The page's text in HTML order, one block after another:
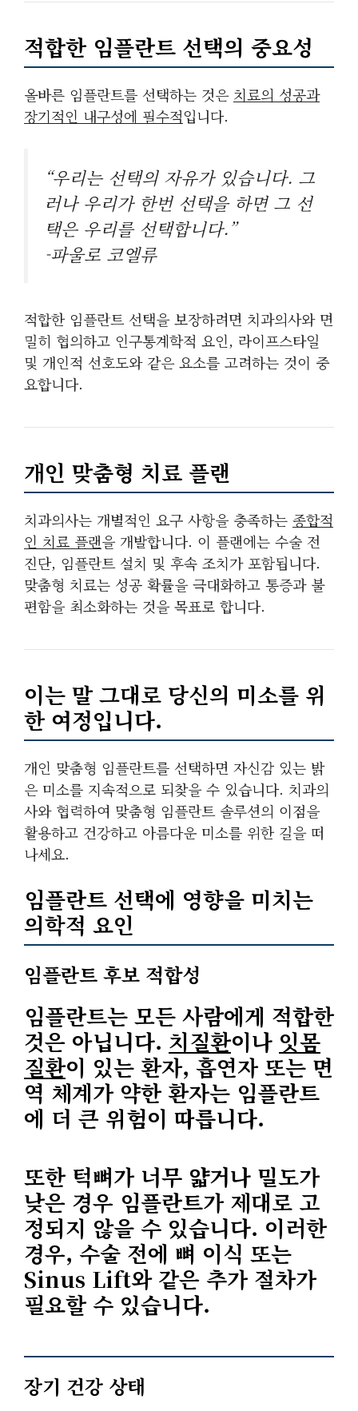
적합한 임플란트 선택의 중요성
올바른 임플란트를 선택하는 것은 치료의 성공과
장기적인 내구성에 필수적입니다.
“우리는 선택의 자유가 있습니다. 그
러나 우리가 한번 선택을 하면 그 선
택은 우리를 선택합니다.”
-파울로 코엘류
적합한 임플란트 선택을 보장하려면 치과의사와 면
밀히 협의하고 인구통계학적 요인, 라이프스타일
및 개인적 선호도와 같은 요소를 고려하는 것이 중
요합니다.
개인 맞춤형 치료 플랜
치과의사는 개별적인 요구 사항을 충족하는 종합적
인 치료 플랜을 개발합니다. 이 플랜에는 수술 전
진단, 임플란트 설치 및 후속 조치가 포함됩니다.
맞춤형 치료는 성공 확률을 극대화하고 통증과 불
편함을 최소화하는 것을 목표로 합니다.
이는 말 그대로 당신의 미소를 위
한 여정입니다.
개인 맞춤형 임플란트를 선택하면 자신감 있는 밝
은 미소를 지속적으로 되찾을수 있습니다. 치과의
사와 협력하여 맞춤형 임플란트 솔루션의 이점을
활용하고 건강하고 아름다운 미소를 위한 길을 떠
나세요.
임플란트 선택에 영향을 미치는
의학적 요인
임플란트 후보 적합성
임플란트는 모든 사람에게 적합한
것은 아닙니다. 치질환이나 잇몸
질환이 있는 환자, 흡연자 또는 면
역 체계가 약한 환자는 임플란트
에 더 큰 위험이 따릅니다.
또한 턱뼈가 너무 얇거나 밀도가
낮은 경우 임플란트가 제대로 고
정되지 않을 수 있습니다. 이러한
경우, 수술 전에 뼈 이식 또는
Sinus Lift와 같은 추가 절차가
필요할 수 있습니다.
장기 건강 상태